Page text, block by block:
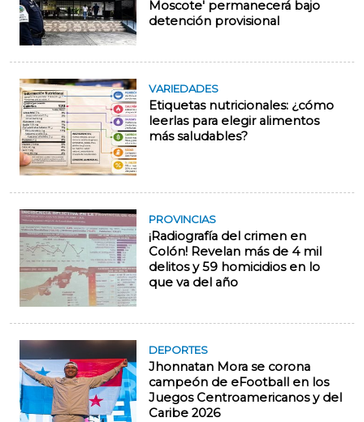
Moscote' permanecerá bajo
detención provisional
VARIEDADES
Etiquetas nutricionales: ¿cómo
leerlas para elegir alimentos
más saludables?
PROVINCIAS
¡Radiografía del crimen en
Colón! Revelan más de 4 mil
delitos y 59 homicidios en lo
que va del año
DEPORTES
Jhonnatan Mora se corona
campeón de eFootball en los
Juegos Centroamericanos y del
Caribe 2026